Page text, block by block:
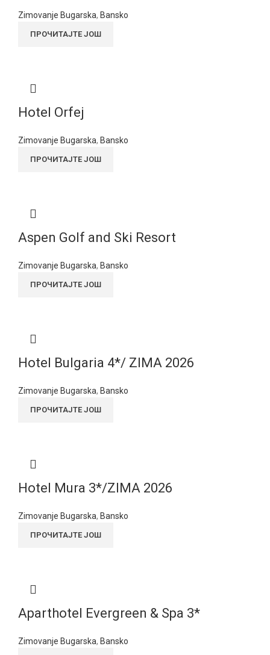
Zimovanje Bugarska, Bansko
ПРОЧИТАЈТЕ ЈОШ
Hotel Orfej
Zimovanje Bugarska, Bansko
ПРОЧИТАЈТЕ ЈОШ
Aspen Golf and Ski Resort
Zimovanje Bugarska, Bansko
ПРОЧИТАЈТЕ ЈОШ
Hotel Bulgaria 4*/ ZIMA 2026
Zimovanje Bugarska, Bansko
ПРОЧИТАЈТЕ ЈОШ
Hotel Mura 3*/ZIMA 2026
Zimovanje Bugarska, Bansko
ПРОЧИТАЈТЕ ЈОШ
Aparthotel Evergreen & Spa 3*
Zimovanje Bugarska, Bansko